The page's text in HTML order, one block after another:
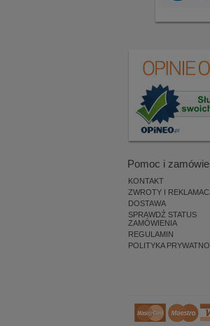
Pomoc i
KONTAKT
ZWROTY I
DOSTAWA
SPRAWDŹ STATUS
ZAMÓWIENIA
REGULAMIN
POLITYKA